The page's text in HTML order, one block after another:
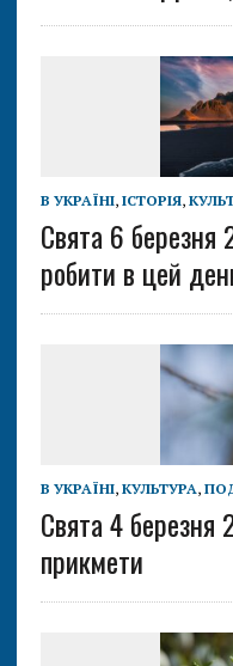
В УКРАЇНІ, ІСТОРІЯ,
Свята 6
робити в цей
В УКРАЇНІ, КУЛЬТУРА,
Свята 4 березня
прикмети